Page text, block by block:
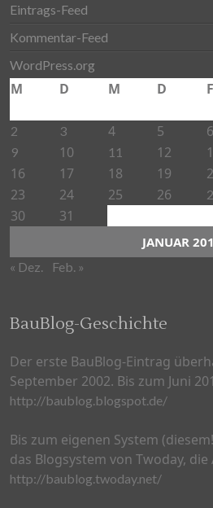
Eintrags-Feed
Kommentar-Feed
WordPress.org
JANUAR
M D M D F
2 3 4 5 6
9 10 11 12
16
17 18 19
23
24 25 26
30
31
« Dez. Feb. »
BauBlog-Geschichte
Der erste BauBlog-Eintrag
September 2002. Bis zum Juni
http://baublog.blogspot.de/
Bis zum eigenen System
das Blogsystem von Twoday, die
http://baublog.twoday.net/